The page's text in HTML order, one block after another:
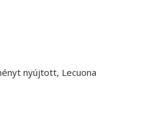
nyújtott, Lecuona